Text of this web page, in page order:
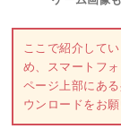
ここで紹介して
め、スマートフ
ページ上部にあ
ウンロードをお願